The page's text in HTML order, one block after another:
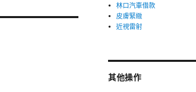
林口汽車借款
皮膚緊緻
近視雷射
其他操作